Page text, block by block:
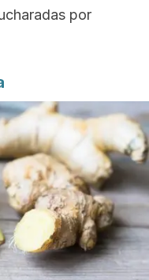
por